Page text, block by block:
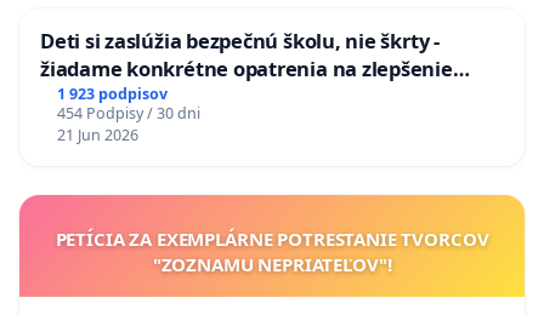
Deti si zaslúžia bezpečnú školu, nie škrty -
žiadame konkrétne opatrenia na zlepšenie
situácie v školstve
1 923 podpisov
454 Podpisy / 30 dni
21 Jun 2026
PETÍCIA ZA EXEMPLÁRNE POTRESTANIE TVORCOV
"ZOZNAMU NEPRIATEĽOV"!